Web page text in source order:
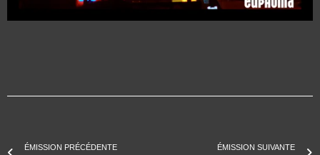
ÉMISSION PRÉCÉDENTE
ÉMISSION SUIVANTE